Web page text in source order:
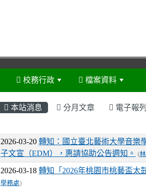
校務行政 檔案資料
本站消息 分月文章 電子報
文章列表
2026-03-20 轉知：國立臺北藝術大學音樂
子文宣（EDM），惠請協助公告週知。
(
2026-03-18 轉知「2026年桃園市桃藝盃太
學務處)